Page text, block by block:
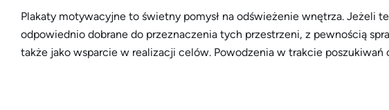
Plakaty motywacyjne to świetny pomysł na odświeżenie wnętrza. Jeżeli
odpowiednio dobrane do przeznaczenia tych przestrzeni, z pewnością
także jako wsparcie w realizacji celów. Powodzenia w trakcie